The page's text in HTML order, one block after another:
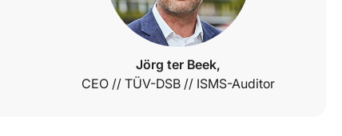
Jörg ter Beek,
CEO // TÜV-DSB // ISMS-Auditor